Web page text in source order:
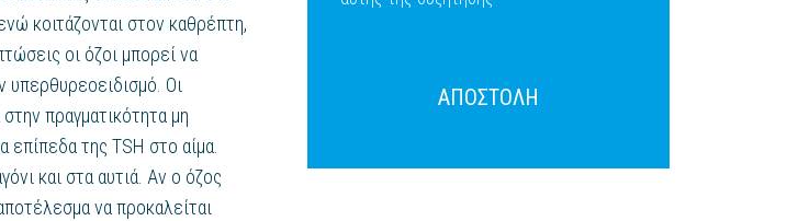
κοιτάζονται στον καθρέπτη,
οι όζοι μπορεί να
Οι
πραγματικότητα μη
επίπεδα της TSH στο αίμα.
και στα αυτιά. Αν ο όζος
να προκαλείται
ΑΠΟΣΤΟΛΗ